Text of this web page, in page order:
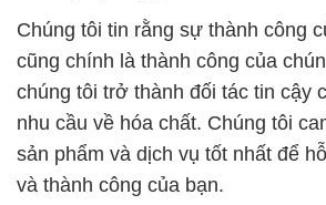
Chúng tôi tin rằng sự thành công
cũng chính là thành công của
chúng tôi trở thành đối tác tin cậy
nhu cầu về hóa chất. Chúng tôi
sản phẩm và dịch vụ tốt nhất để
và thành công của bạn.